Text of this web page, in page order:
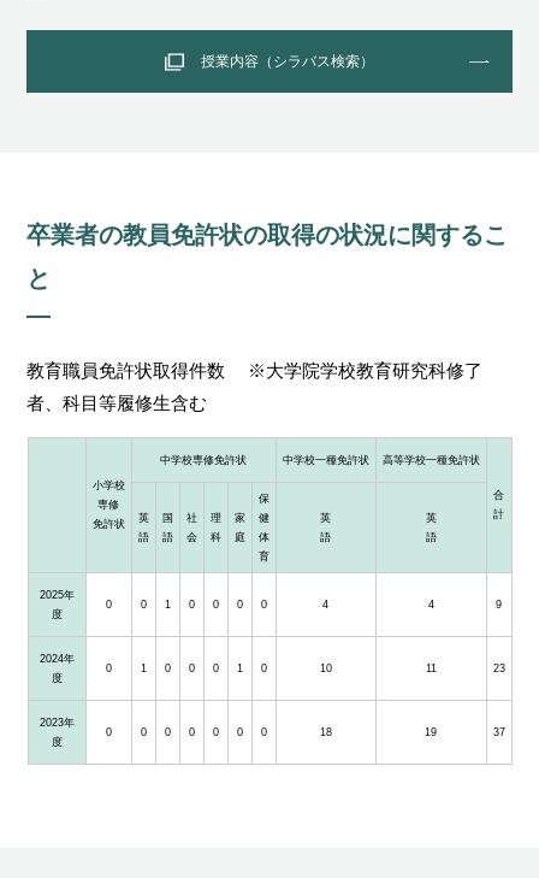
授業内容（シラバス検索）
卒業者の教員免許状の取得の状況に関するこ
と
教育職員免許状取得件数 ※大学院学校教育研究科修了
者、科目等履修生含む
小学校
専修
免許状
中学校専修免許状 中学校一種免許状 高等学校一種免許状
合
計
英
語
国
語
社
会
理
科
家
庭
保
健
体
育
英
語
英
語
2025年
度
0 0 1 0 0 0 0 4 4 9
2024年
度
0 1 0 0 0 1 0 10 11 23
2023年
度
0 0 0 0 0 0 0 18 19 37